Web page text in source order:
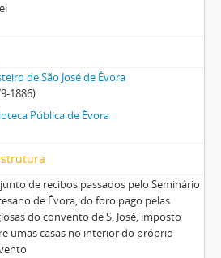
de São José de Évora
1886)
Pública de Évora
de recibos passados pelo Seminário
de Évora, do foro pago pelas
do convento de S. José, imposto
umas casas no interior do próprio